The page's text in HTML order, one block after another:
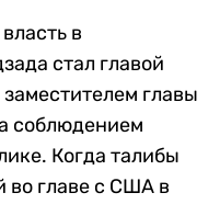
в
стал главой
главы
соблюдением
Когда талибы
во главе с США в